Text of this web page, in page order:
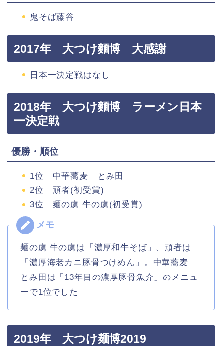
鬼そば藤谷
2017年 大つけ麵博 大感謝
日本一決定戦はなし
2018年 大つけ麵博 ラーメン日本
一決定戦
優勝・順位
1位 中華蕎麦 とみ田
2位 頑者(初受賞)
3位 麺の虜 牛の虜(初受賞)
麺の虜 牛の虜は「濃厚和牛そば」、頑者は
「濃厚海老カニ豚骨つけめん」。中華蕎麦
とみ田は「13年目の濃厚豚骨魚介」のメニュ
ーで1位でした
2019年 大つけ麺博2019